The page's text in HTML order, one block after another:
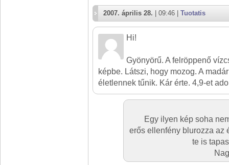
2007. április 28. | 09:46 | Tuotatis
Hi!
Gyönyörű. A felröppenő
képbe. Látszi, hogy mozog. A
életlennek tűnik. Kár érte. 4,9-et
Egy ilyen kép soha
erős ellenfény blurozza az
te is